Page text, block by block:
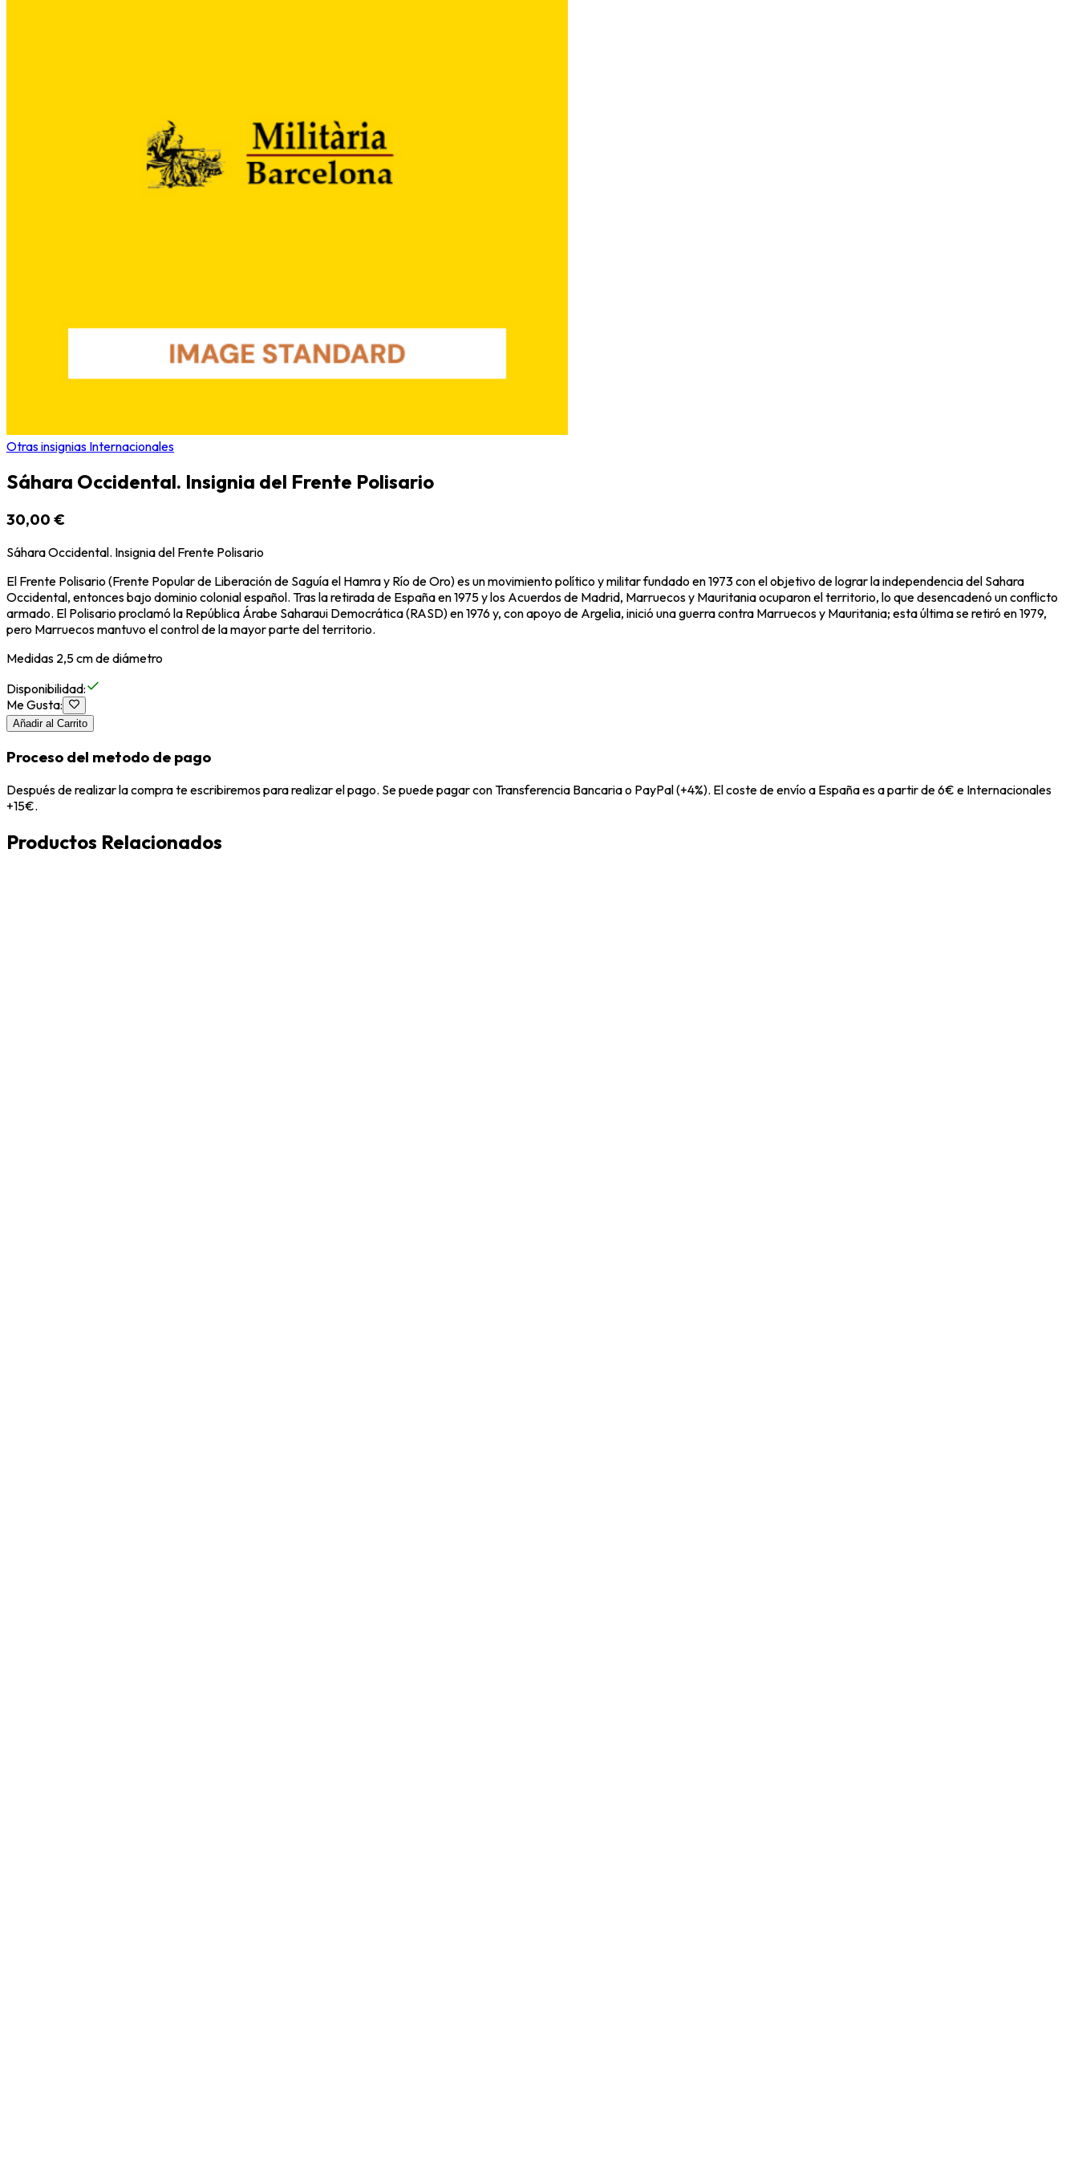
Otras insignias Internacionales
Sáhara Occidental. Insignia del Frente Polisario
30,00 €
Sáhara Occidental. Insignia del Frente Polisario
El Frente Polisario (Frente Popular de Liberación de Saguía el Hamra y Río de Oro) es un movimiento político y militar fundado en 1973 con el objetivo de lograr la independencia del Sahara
Occidental, entonces bajo dominio colonial español. Tras la retirada de España en 1975 y los Acuerdos de Madrid, Marruecos y Mauritania ocuparon el territorio, lo que desencadenó un conflicto
armado. El Polisario proclamó la República Árabe Saharaui Democrática (RASD) en 1976 y, con apoyo de Argelia, inició una guerra contra Marruecos y Mauritania; esta última se retiró en 1979,
pero Marruecos mantuvo el control de la mayor parte del territorio.
Medidas 2,5 cm de diámetro
Disponibilidad:
Me Gusta:
Añadir al Carrito
Proceso del metodo de pago
Después de realizar la compra te escribiremos para realizar el pago. Se puede pagar con Transferencia Bancaria o PayPal (+4%). El coste de envío a España es a partir de 6€ e Internacionales
+15€.
Productos Relacionados